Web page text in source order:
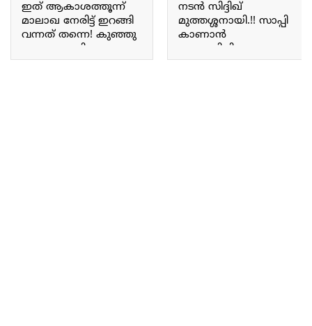
ഇത് ആകാശത്തൂന്ന്
മാലാഖ നേരിട്ട് ഇറങ്ങി
വന്നത് തന്നെ! കുഞ്ഞു
മാലാഖ കൂട്ടിയെപ്പോലെ
സുന്ദരിയായി വുദ്ധി
നടൻ സിദ്ദിഖ്
മുത്തശ്ശനായി.!! സാപ്പി
കാണാൻ
ആഗ്രഹിച്ചിരുന്ന ആ
കുഞ്ഞ് വന്നു; ലോകം